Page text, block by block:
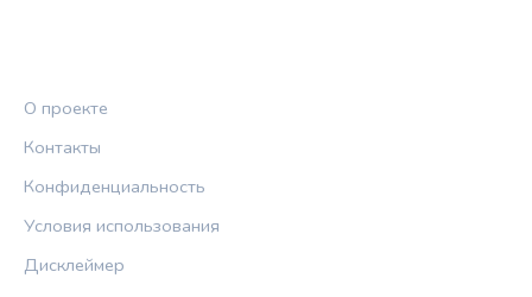
О проекте
Контакты
Конфиденциальность
Условия использования
Дисклеймер